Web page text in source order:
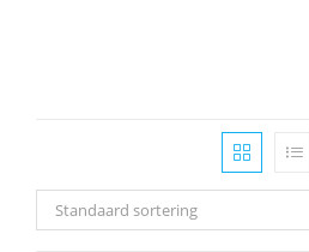
Standaard sortering